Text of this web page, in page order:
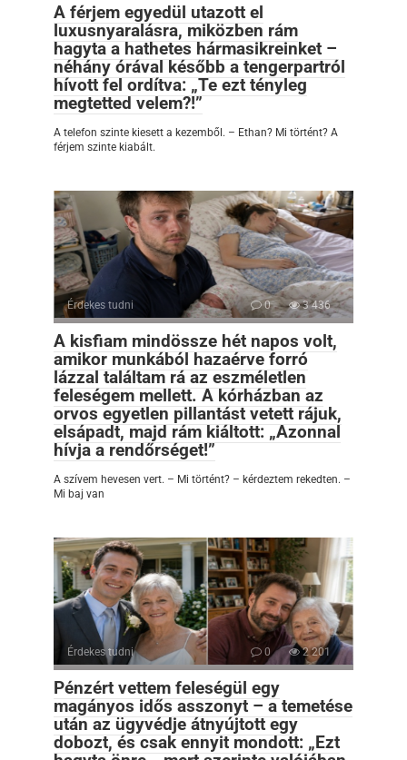
A férjem egyedül utazott el
luxusnyaralásra, miközben rám
hagyta a hathetes hármasikreinket –
néhány órával később a tengerpartról
hívott fel ordítva: „Te ezt tényleg
megtetted velem?!”
A telefon szinte kiesett a kezemből. – Ethan? Mi történt? A
férjem szinte kiabált.
Érdekes tudni 0 3 436
A kisfiam mindössze hét napos volt,
amikor munkából hazaérve forró
lázzal találtam rá az eszméletlen
feleségem mellett. A kórházban az
orvos egyetlen pillantást vetett rájuk,
elsápadt, majd rám kiáltott: „Azonnal
hívja a rendőrséget!”
A szívem hevesen vert. – Mi történt? – kérdeztem rekedten. –
Mi baj van
Érdekes tudni 0 2 201
Pénzért vettem feleségül egy
magányos idős asszonyt – a temetése
után az ügyvédje átnyújtott egy
dobozt, és csak ennyit mondott: „Ezt